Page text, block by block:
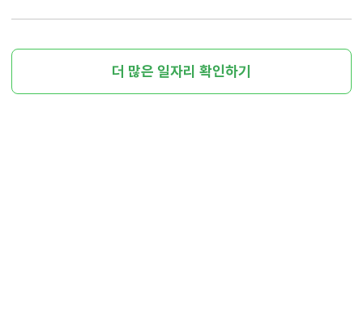
더 많은 일자리 확인하기